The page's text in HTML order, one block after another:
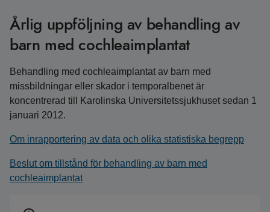
Årlig uppföljning av behandling av
barn med cochleaimplantat
Behandling med cochleaimplantat av barn med
missbildningar eller skador i temporalbenet är
koncentrerad till Karolinska Universitetssjukhuset sedan 1
januari 2012.
Om inrapportering av data och olika statistiska begrepp
Beslut om tillstånd för behandling av barn med
cochleaimplantat